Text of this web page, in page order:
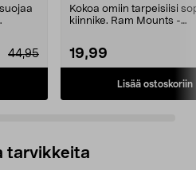
44,95
Mounts
Kokoa omiin tarpeisiisi
kiinnike. Ram Mounts -
19,99
Lisää ostoskoriin
tarvikkeita